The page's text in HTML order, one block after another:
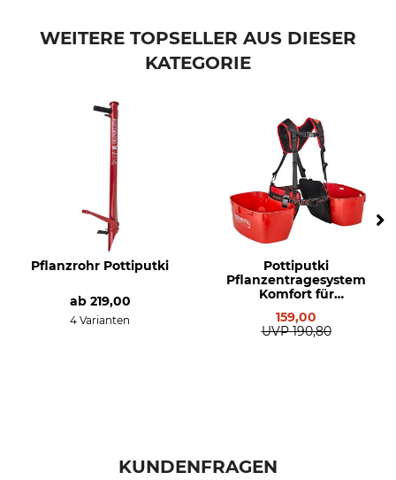
Herstellung
WEITERE TOPSELLER AUS DIESER
KATEGORIE
Pflanzrohr Pottiputki
ab 219,00
4 Varianten
Pottiputki
Pflanzentragesystem
Komfort für
159,00
UVP 190,80
KUNDENFRAGEN